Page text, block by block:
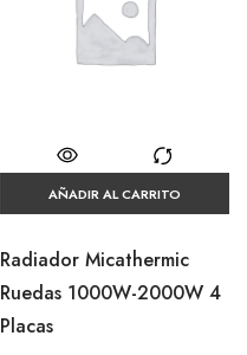
AÑADIR AL CARRITO
Radiador Micathermic
Ruedas 1000W-2000W 4
Placas